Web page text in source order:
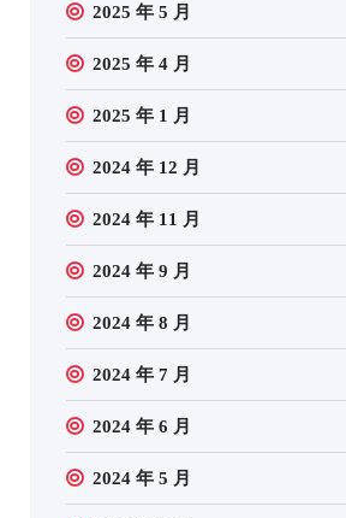
2025 年 5 月
2025 年 4 月
2025 年 1 月
2024 年 12 月
2024 年 11 月
2024 年 9 月
2024 年 8 月
2024 年 7 月
2024 年 6 月
2024 年 5 月